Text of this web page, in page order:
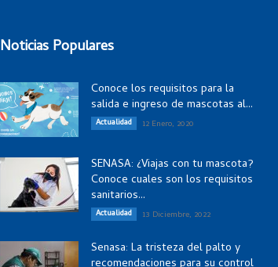
Noticias Populares
Conoce los requisitos para la
salida e ingreso de mascotas al...
Actualidad 12 Enero, 2020
SENASA: ¿Viajas con tu mascota?
Conoce cuales son los requisitos
sanitarios...
Actualidad 13 Diciembre, 2022
Senasa: La tristeza del palto y